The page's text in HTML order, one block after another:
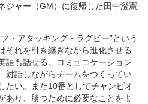
ャー（GM）に復帰した田中澄憲
・アタッキング・ラグビー”という
それを引き継ぎながら進化させる
語も話せる。コミュニケーション
対話しながらチームをつくってい
たい。また10番としてチャンピオ
あり、勝つために必要なことをよ